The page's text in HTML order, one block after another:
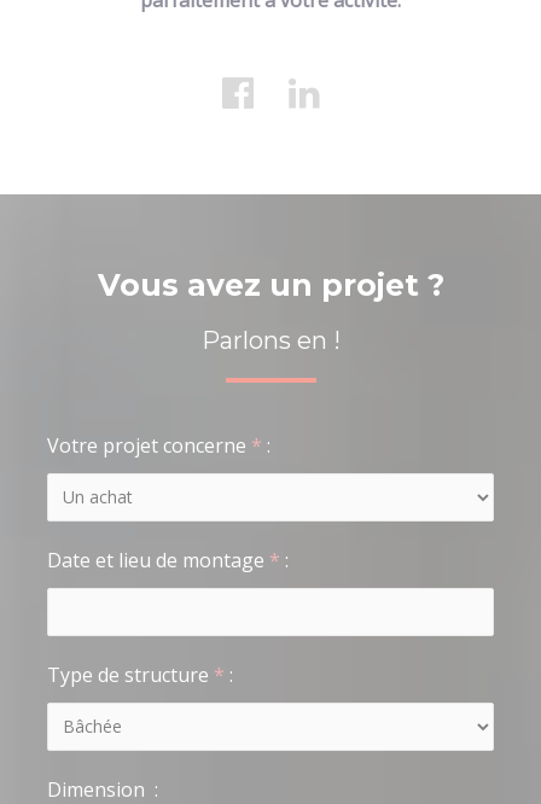
Vous avez un projet ?
Parlons en !
Votre projet concerne * :
Date et lieu de montage * :
Type de structure * :
Dimension :